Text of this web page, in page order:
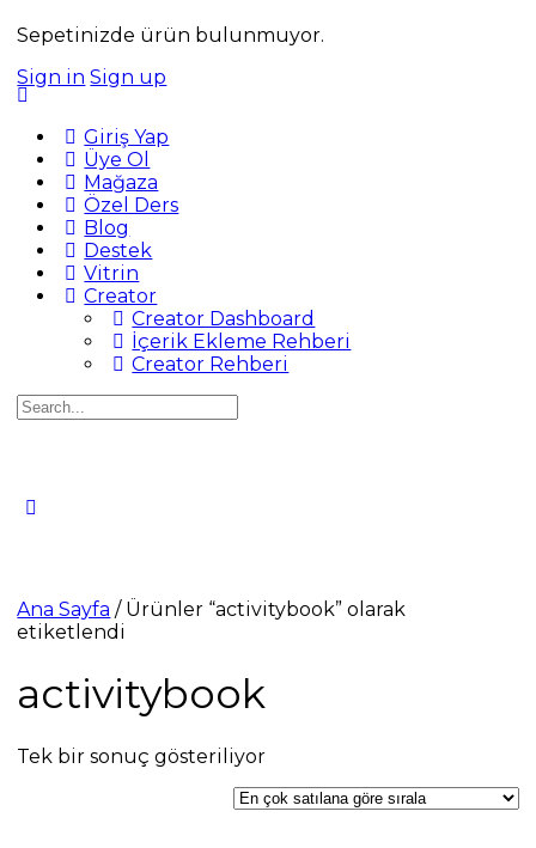
Sepetinizde ürün bulunmuyor.
Sign in Sign up
Giriş Yap
Üye Ol
Mağaza
Özel Ders
Blog
Destek
Vitrin
Creator
Creator Dashboard
İçerik Ekleme Rehberi
Creator Rehberi
Search
for:
Ana Sayfa / Ürünler “activitybook” olarak
etiketlendi
activitybook
Tek bir sonuç gösteriliyor